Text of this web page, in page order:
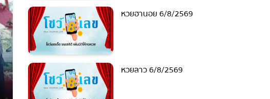
หวยฮานอย 6/8/2569
หวยลาว 6/8/2569